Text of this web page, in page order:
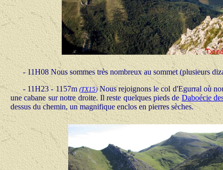
- 11H08 Nous sommes très nombreux au sommet (plusieurs
- 11H23 - 1157m (TX15)Nous rejoignons le col d'Egurral où
une cabane sur notre droite. Il reste quelques pieds deDaboécie
dessus du chemin, un magnifique enclos en pierres sèches.